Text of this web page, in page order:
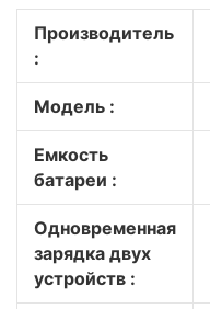
Производитель
:
Модель :
Емкость
батареи :
Одновременная
зарядка двух
устройств :